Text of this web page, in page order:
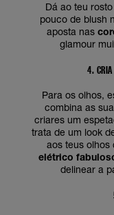
Dá ao teu
pouco de blush
aposta nas
glamour
4. CRIA
Para os olhos,
combina as
criares um
trata de um look
aos teus olhos
elétrico
delinear a